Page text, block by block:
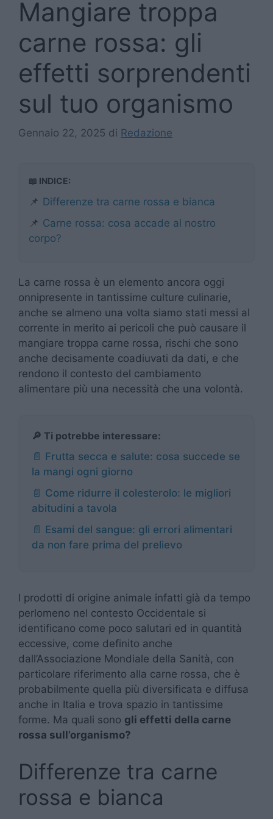
Mangiare troppa
carne rossa: gli
effetti sorprendenti
sul tuo organismo
Gennaio 22, 2025 di Redazione
📖 INDICE:
📌 Differenze tra carne rossa e bianca
📌 Carne rossa: cosa accade al nostro
corpo?
La carne rossa è un elemento ancora oggi
onnipresente in tantissime culture culinarie,
anche se almeno una volta siamo stati messi al
corrente in merito ai pericoli che può causare il
mangiare troppa carne rossa, rischi che sono
anche decisamente coadiuvati da dati, e che
rendono il contesto del cambiamento
alimentare più una necessità che una volontà.
🔎 Ti potrebbe interessare:
📄 Frutta secca e salute: cosa succede se
la mangi ogni giorno
📄 Come ridurre il colesterolo: le migliori
abitudini a tavola
📄 Esami del sangue: gli errori alimentari
da non fare prima del prelievo
I prodotti di origine animale infatti già da tempo
perlomeno nel contesto Occidentale si
identificano come poco salutari ed in quantità
eccessive, come definito anche
dall’Associazione Mondiale della Sanità, con
particolare riferimento alla carne rossa, che è
probabilmente quella più diversificata e diffusa
anche in Italia e trova spazio in tantissime
forme. Ma quali sono gli effetti della carne
rossa sull’organismo?
Differenze tra carne
rossa e bianca